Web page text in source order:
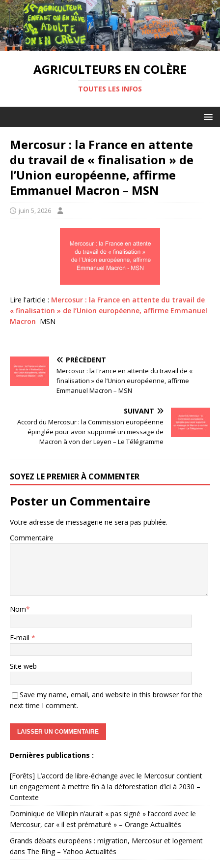
AGRICULTEURS EN COLÈRE
TOUTES LES INFOS
Mercosur : la France en attente
du travail de « finalisation » de
l’Union européenne, affirme
Emmanuel Macron – MSN
juin 5, 2026
Lire l'article : Mercosur : la France en attente du travail de
« finalisation » de l’Union européenne, affirme Emmanuel
Macron MSN
PRÉCÉDENT
Mercosur : la France en attente du travail de «
finalisation » de l’Union européenne, affirme
Emmanuel Macron – MSN
SUIVANT
Accord du Mercosur : la Commission européenne
épinglée pour avoir supprimé un message de
Macron à von der Leyen – Le Télégramme
SOYEZ LE PREMIER À COMMENTER
Poster un Commentaire
Votre adresse de messagerie ne sera pas publiée.
Commentaire
Nom*
E-mail *
Site web
Save my name, email, and website in this browser for the
next time I comment.
Dernières publications :
[Forêts] L’accord de libre-échange avec le Mercosur contient
un engagement à mettre fin à la déforestation d’ici à 2030 –
Contexte
Dominique de Villepin n’aurait « pas signé » l’accord avec le
Mercosur, car « il est prématuré » – Orange Actualités
Grands débats européens : migration, Mercosur et logement
dans The Ring – Yahoo Actualités